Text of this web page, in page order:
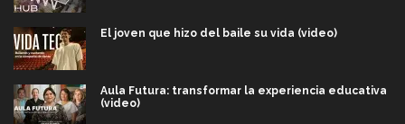
El joven que hizo del baile su vida (video)
Aula Futura: transformar la experiencia educativa
(video)